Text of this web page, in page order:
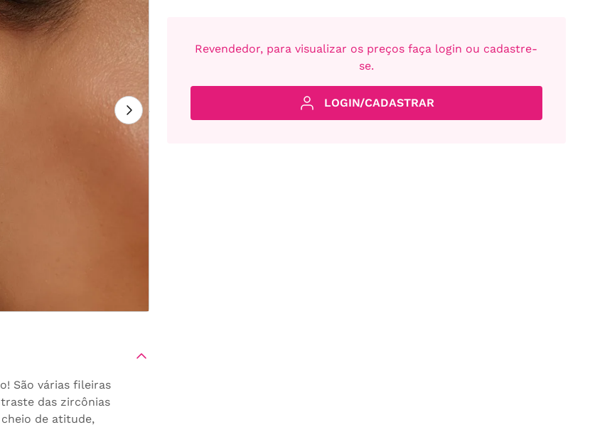
São várias fileiras
das zircônias
de atitude,
Revendedor, para visualizar os preços faça login ou cadastre-
se.
LOGIN/CADASTRAR